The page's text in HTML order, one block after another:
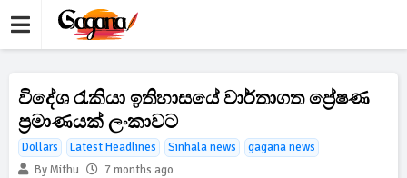
විදේශ රැකියා ඉතිහාසයේ වාර්තාගත ප්‍රේෂණ
ප්‍රමාණයක් ලංකාවට
Dollars Latest Headlines Sinhala news
gagana news
By Mithu
7 months ago